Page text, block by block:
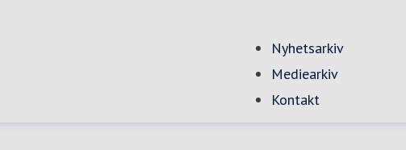
Nyhetsarkiv
Mediearkiv
Kontakt